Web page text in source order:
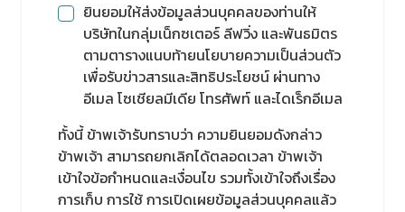
ยินยอมให้ส่งข้อมูลส่วนบุคคลของท่านให้
บริษัทในกลุ่มเน็กซเตอร์ ลีฟวิ่ง และพันธมิตร
ตามตารางแนบท้ายนโยบายความเป็นส่วนตัว
เพื่อรับข่าวสารและสิทธิประโยชน์ ผ่านทาง
อีเมล โซเชียลมีเดีย โทรศัพท์ และไดเร็กอีเมล
ทั้งนี้ ข้าพเจ้ารับทราบว่า ความยินยอมดังกล่าว
ข้าพเจ้า สามารถยกเลิกได้ตลอดเวลา ข้าพเจ้า
เข้าใจข้อกำหนดและเงื่อนไข รวมทั้งเข้าใจถึงเรื่อง
การเก็บ การใช้ การเปิดเผยข้อมูลส่วนบุคคลแล้ว